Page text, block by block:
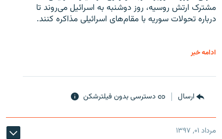
مشترک ارتش روسیه، روز دوشنبه به اسرائیل می‌روند تا
درباره تحولات سوریه با مقام‌های اسرائیلی مذاکره کنند.
ادامه خبر
ارسال دسترسی بدون فیلترشکن
مرداد ۰۱, ۱۳۹۷